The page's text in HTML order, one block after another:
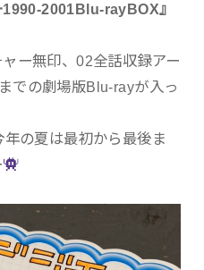
1990-2001Blu-rayBOX』
ー無印、02全話収録アー
での劇場版Blu-rayが入っ
の夏は最初から最後ま